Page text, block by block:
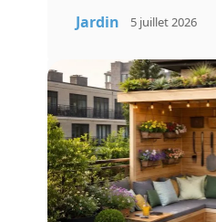
Jardin 5 juillet 2026